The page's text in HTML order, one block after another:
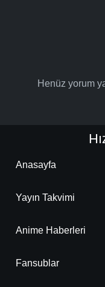
Henüz yorum
Anasayfa
Yayın Takvimi
Anime Haberleri
Fansublar